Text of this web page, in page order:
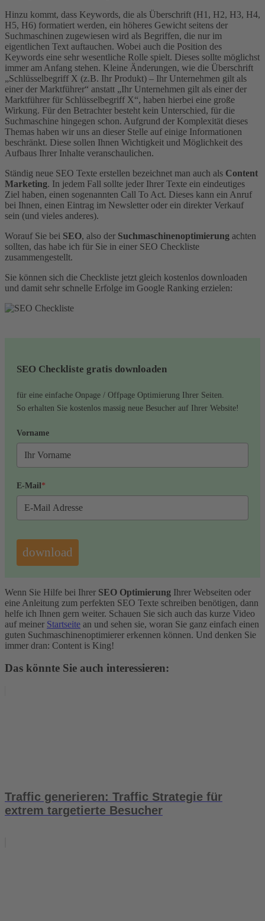
Hinzu kommt, dass Keywords, die als Überschrift (H1, H2, H3, H4,
H5, H6) formatiert werden, ein höheres Gewicht seitens der
Suchmaschinen zugewiesen wird als Begriffen, die nur im
eigentlichen Text auftauchen. Wobei auch die Position des
Keywords eine sehr wesentliche Rolle spielt. Dieses sollte möglichst
immer am Anfang stehen. Kleine Änderungen, wie die Überschrift
„Schlüsselbegriff X (z.B. Ihr Produkt) – Ihr Unternehmen gilt als
einer der Marktführer“ anstatt „Ihr Unternehmen gilt als einer der
Marktführer für Schlüsselbegriff X“, haben hierbei eine große
Wirkung. Für den Betrachter besteht kein Unterschied, für die
Suchmaschine hingegen schon. Aufgrund der Komplexität dieses
Themas haben wir uns an dieser Stelle auf einige Informationen
beschränkt. Diese sollen Ihnen Wichtigkeit und Möglichkeit des
Aufbaus Ihrer Inhalte veranschaulichen.
Ständig neue SEO Texte erstellen bezeichnet man auch als Content
Marketing. In jedem Fall sollte jeder Ihrer Texte ein eindeutiges
Ziel haben, einen sogenannten Call To Act. Dieses kann ein Anruf
bei Ihnen, einen Eintrag im Newsletter oder ein direkter Verkauf
sein (und vieles anderes).
Worauf Sie bei SEO, also der Suchmaschinenoptimierung achten
sollten, das habe ich für Sie in einer SEO Checkliste
zusammengestellt.
Sie können sich die Checkliste jetzt gleich kostenlos downloaden
und damit sehr schnelle Erfolge im Google Ranking erzielen:
SEO Checkliste gratis downloaden
für eine einfache Onpage / Offpage Optimierung Ihrer Seiten.
So erhalten Sie kostenlos massig neue Besucher auf Ihrer Website!
Vorname
E-Mail*
download
Wenn Sie Hilfe bei Ihrer SEO Optimierung Ihrer Webseiten oder
eine Anleitung zum perfekten SEO Texte schreiben benötigen, dann
helfe ich Ihnen gern weiter. Schauen Sie sich auch das kurze Video
auf meiner Startseite an und sehen sie, woran Sie ganz einfach einen
guten Suchmaschinenoptimierer erkennen können. Und denken Sie
immer dran: Content is King!
Das könnte Sie auch interessieren:
Traffic generieren: Traffic Strategie für
extrem targetierte Besucher